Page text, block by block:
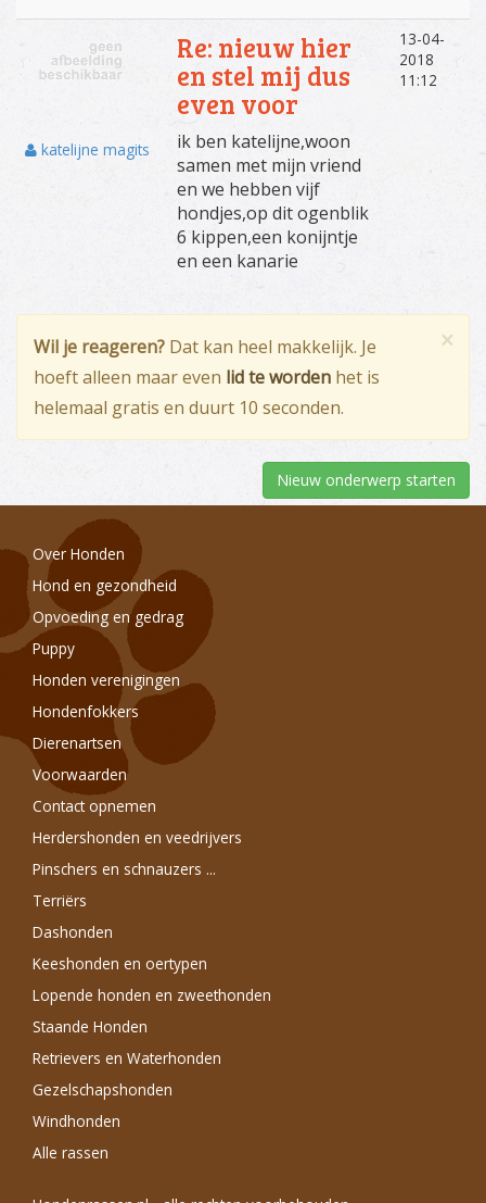
katelijne magits
Re: nieuw hier
en stel mij dus
even voor
ik ben katelijne,woon
samen met mijn vriend
en we hebben vijf
hondjes,op dit ogenblik
6 kippen,een konijntje
en een kanarie
13-04-
2018
11:12
×
Wil je reageren? Dat kan heel makkelijk. Je
hoeft alleen maar even lid te worden het is
helemaal gratis en duurt 10 seconden.
Nieuw onderwerp starten
Over Honden
Hond en gezondheid
Opvoeding en gedrag
Puppy
Honden verenigingen
Hondenfokkers
Dierenartsen
Voorwaarden
Contact opnemen
Herdershonden en veedrijvers
Pinschers en schnauzers ...
Terriërs
Dashonden
Keeshonden en oertypen
Lopende honden en zweethonden
Staande Honden
Retrievers en Waterhonden
Gezelschapshonden
Windhonden
Alle rassen